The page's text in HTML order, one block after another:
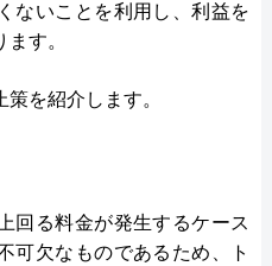
ないことを利用し、利益を
す。
を紹介します。
回る料金が発生するケース
可欠なものであるため、ト